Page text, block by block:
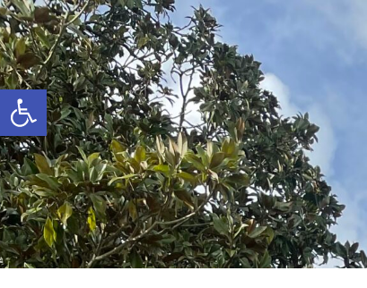
Ouvrir la barre d’outils
Aller
au
contenu